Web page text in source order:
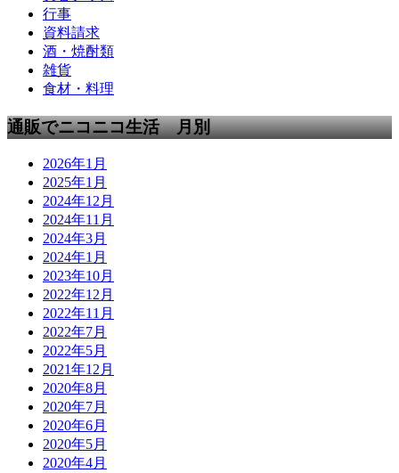
行事
資料請求
酒・焼酎類
雑貨
食材・料理
通販でニコニコ生活 月別
2026年1月
2025年1月
2024年12月
2024年11月
2024年3月
2024年1月
2023年10月
2022年12月
2022年11月
2022年7月
2022年5月
2021年12月
2020年8月
2020年7月
2020年6月
2020年5月
2020年4月